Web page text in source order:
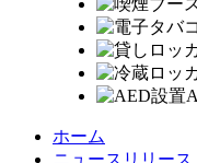
ホーム
ニュースリリース